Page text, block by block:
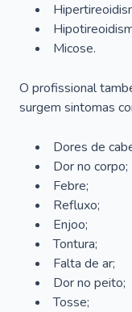
Micose.
O profissional
surgem sintomas
Dores de
Dor no corpo;
Febre;
Refluxo;
Enjoo;
Tontura;
Falta de ar;
Dor no peito;
Tosse;